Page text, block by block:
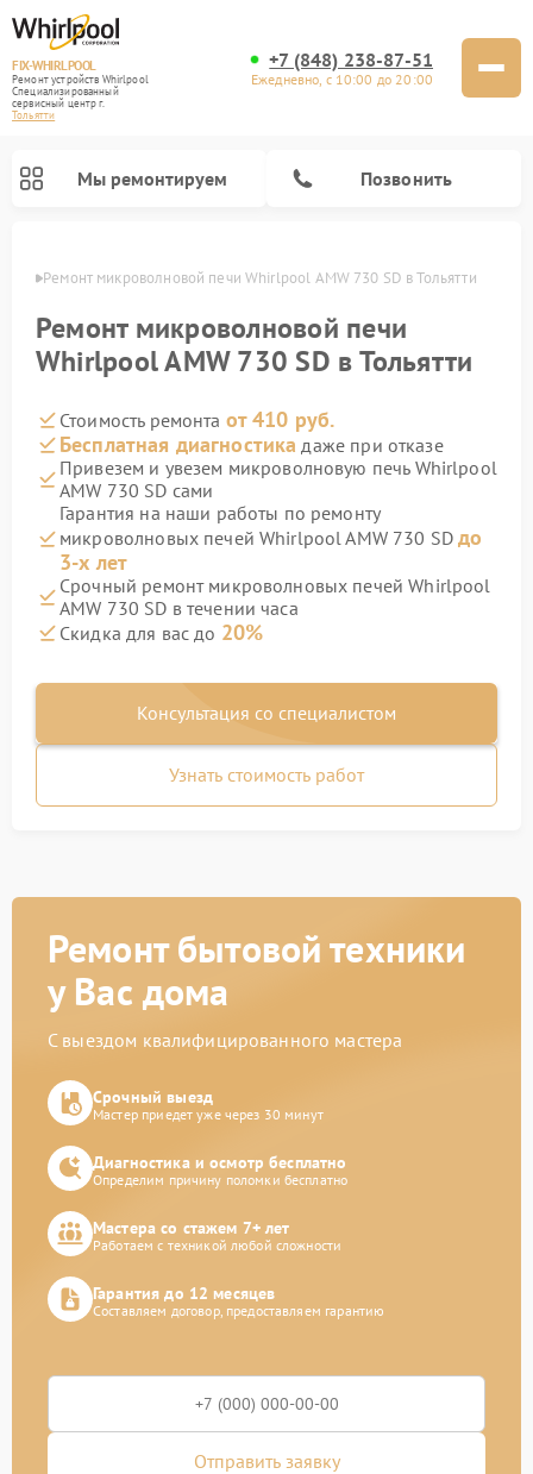
FIX-WHIRLPOOL
Ремонт устройств Whirlpool
Специализированный
cервисный центр г.
Тольятти
+7 (848) 238-87-51
Ежедневно, с 10:00 до 20:00
Мы ремонтируем Позвонить
Ремонт микроволновой печи Whirlpool AMW 730 SD в Тольятти
Ремонт микроволновой печи
Whirlpool AMW 730 SD в Тольятти
Стоимость ремонта от 410 руб.
Бесплатная диагностика даже при отказе
Привезем и увезем микроволновую печь Whirlpool
AMW 730 SD сами
Гарантия на наши работы по ремонту
микроволновых печей Whirlpool AMW 730 SDдо
3-х лет
Срочный ремонт микроволновых печей Whirlpool
AMW 730 SD в течении часа
Скидка для вас до 20%
Консультация со специалистом
Узнать стоимость работ
Ремонт бытовой техники
у Вас дома
С выездом квалифицированного мастера
Срочный выезд
Мастер приедет уже через 30 минут
Диагностика и осмотр бесплатно
Определим причину поломки бесплатно
Мастера со стажем 7+ лет
Работаем с техникой любой сложности
Гарантия до 12 месяцев
Составляем договор, предоставляем гарантию
Отправить заявку